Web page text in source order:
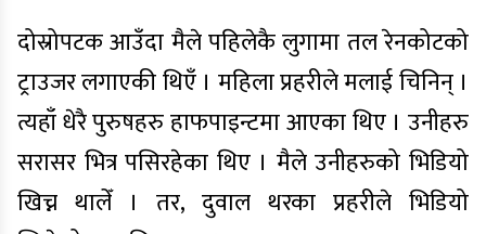
दोस्रोपटक आउँदा मैले पहिलेकै लुगामा तल रेनकोटको
ट्राउजर लगाएकी थिएँ । महिला प्रहरीले मलाई चिनिन् ।
त्यहाँ धेरै पुरुषहरु हाफपाइन्टमा आएका थिए । उनीहरु
सरासर भित्र पसिरहेका थिए । मैले उनीहरुको भिडियो
खिच्न थालेँ । तर, दुवाल थरका प्रहरीले भिडियो